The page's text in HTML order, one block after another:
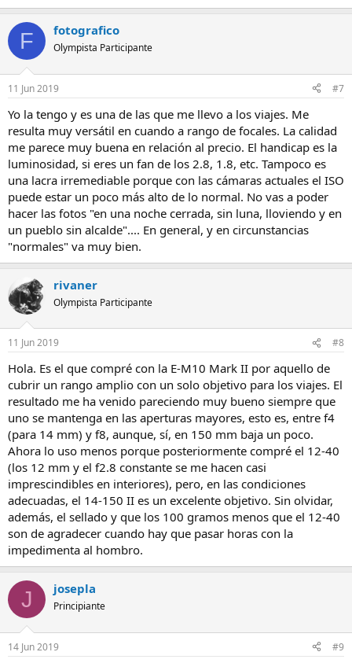
F fotografico
Olympista Participante
11 Jun 2019 #7
Yo la tengo y es una de las que me llevo a los viajes. Me
resulta muy versátil en cuando a rango de focales. La calidad
me parece muy buena en relación al precio. El handicap es la
luminosidad, si eres un fan de los 2.8, 1.8, etc. Tampoco es
una lacra irremediable porque con las cámaras actuales el ISO
puede estar un poco más alto de lo normal. No vas a poder
hacer las fotos "en una noche cerrada, sin luna, lloviendo y en
un pueblo sin alcalde".... En general, y en circunstancias
"normales" va muy bien.
rivaner
Olympista Participante
11 Jun 2019 #8
Hola. Es el que compré con la E-M10 Mark II por aquello de
cubrir un rango amplio con un solo objetivo para los viajes. El
resultado me ha venido pareciendo muy bueno siempre que
uno se mantenga en las aperturas mayores, esto es, entre f4
(para 14 mm) y f8, aunque, sí, en 150 mm baja un poco.
Ahora lo uso menos porque posteriormente compré el 12-40
(los 12 mm y el f2.8 constante se me hacen casi
imprescindibles en interiores), pero, en las condiciones
adecuadas, el 14-150 II es un excelente objetivo. Sin olvidar,
además, el sellado y que los 100 gramos menos que el 12-40
son de agradecer cuando hay que pasar horas con la
impedimenta al hombro.
J josepla
Principiante
14 Jun 2019 #9